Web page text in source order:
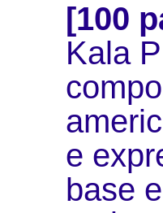
[100
Kala
e
base